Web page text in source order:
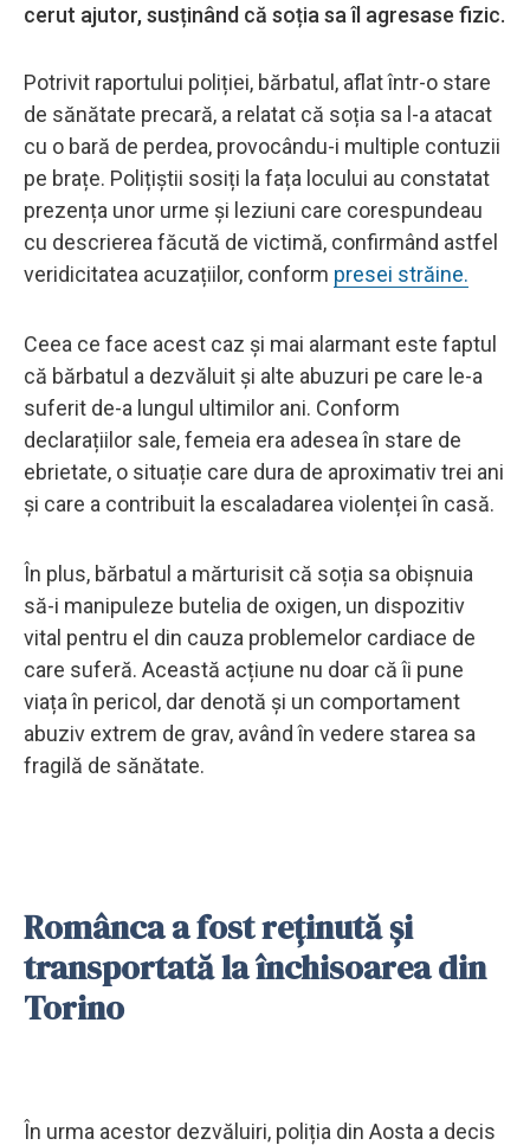
cerut ajutor, susținând că soția sa îl agresase fizic.
Potrivit raportului poliției, bărbatul, aflat într-o stare
de sănătate precară, a relatat că soția sa l-a atacat
cu o bară de perdea, provocându-i multiple contuzii
pe brațe. Polițiștii sosiți la fața locului au constatat
prezența unor urme și leziuni care corespundeau
cu descrierea făcută de victimă, confirmând astfel
veridicitatea acuzațiilor, conform presei străine.
Ceea ce face acest caz și mai alarmant este faptul
că bărbatul a dezvăluit și alte abuzuri pe care le-a
suferit de-a lungul ultimilor ani. Conform
declarațiilor sale, femeia era adesea în stare de
ebrietate, o situație care dura de aproximativ trei ani
și care a contribuit la escaladarea violenței în casă.
În plus, bărbatul a mărturisit că soția sa obișnuia
să-i manipuleze butelia de oxigen, un dispozitiv
vital pentru el din cauza problemelor cardiace de
care suferă. Această acțiune nu doar că îi pune
viața în pericol, dar denotă și un comportament
abuziv extrem de grav, având în vedere starea sa
fragilă de sănătate.
Românca a fost reținută și
transportată la închisoarea din
Torino
În urma acestor dezvăluiri, poliția din Aosta a decis